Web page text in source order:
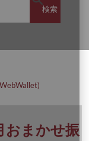
検索
検
おまかせ振